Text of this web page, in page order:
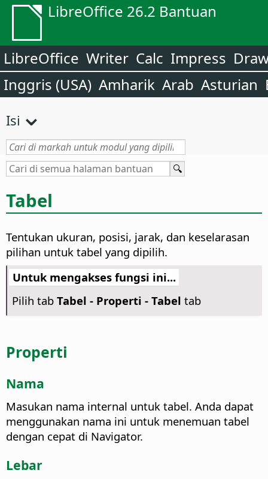
LibreOffice 26.2 Bantuan
LibreOffice Writer Calc Impress
Inggris (USA) Amharik Arab Asturian
Isi
Tabel
Tentukan ukuran, posisi, jarak, dan keselarasan
pilihan untuk tabel yang dipilih.
Untuk mengakses fungsi ini...
Pilih tab Tabel - Properti - Tabel tab
Properti
Nama
Masukan nama internal untuk tabel. Anda dapat
menggunakan nama ini untuk menemuan tabel
dengan cepat di Navigator.
Lebar